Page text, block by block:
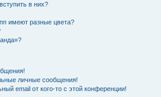
в них?
имеют разные цвета?
личные сообщения!
email от кого-то с этой конференции!